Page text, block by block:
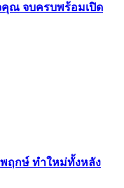
คุณ จบครบพร้อมเปิด
ฤกษ์ ทำใหม่ทั้งหลัง